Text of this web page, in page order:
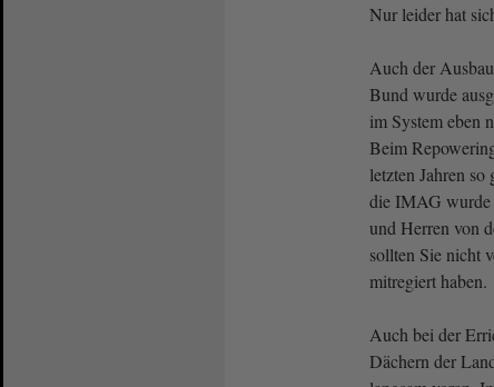
Nur leider hat
Auch der
Bund wurde
im System eben
Beim
letzten Jahren
die IMAG wurde
und Herren von
sollten Sie nicht
mitregiert haben.
Auch bei der
Dächern der